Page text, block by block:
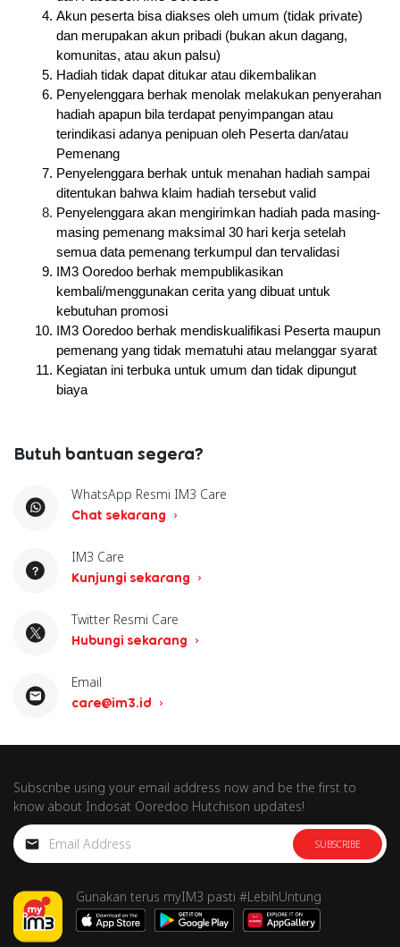
Akun peserta bisa diakses oleh umum (tidak private)
dan merupakan akun pribadi (bukan akun dagang,
komunitas, atau akun palsu)
Hadiah tidak dapat ditukar atau dikembalikan
Penyelenggara berhak menolak melakukan penyerahan
hadiah apapun bila terdapat penyimpangan atau
terindikasi adanya penipuan oleh Peserta dan/atau
Pemenang
Penyelenggara berhak untuk menahan hadiah sampai
ditentukan bahwa klaim hadiah tersebut valid
Penyelenggara akan mengirimkan hadiah pada masing-
masing pemenang maksimal 30 hari kerja setelah
semua data pemenang terkumpul dan tervalidasi
IM3 Ooredoo berhak mempublikasikan
kembali/menggunakan cerita yang dibuat untuk
kebutuhan promosi
IM3 Ooredoo berhak mendiskualifikasi Peserta maupun
pemenang yang tidak mematuhi atau melanggar syarat
Kegiatan ini terbuka untuk umum dan tidak dipungut
biaya
Butuh bantuan segera?
WhatsApp Resmi IM3 Care
Chat sekarang
IM3 Care
Kunjungi sekarang
Twitter Resmi Care
Hubungi sekarang
Email
care@im3.id
Subscribe using your email address now and be the first to
know about Indosat Ooredoo Hutchison updates!
SUBSCRIBE
Gunakan terus myIM3 pasti #LebihUntung